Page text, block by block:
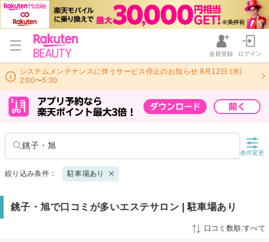
会員登録 ログイン
システムメンテナンスに伴うサービス停止のお知らせ 8月12日 (水)
2:00〜5:30
銚子・旭
条件変更
絞り込み条件： 駐車場あり
銚子・旭で口コミが多いエステサロン | 駐車場あり
口コミ数順:すべて